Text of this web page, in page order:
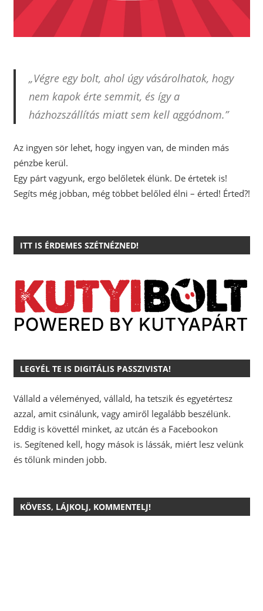
„Végre egy bolt, ahol úgy vásárolhatok, hogy
nem kapok érte semmit, és így a
házhozszállítás miatt sem kell aggódnom.”
Az ingyen sör lehet, hogy ingyen van, de minden más
pénzbe kerül.
Egy párt vagyunk, ergo belőletek élünk. De értetek is!
Segíts még jobban, még többet belőled élni – érted! Érted?!
ITT IS ÉRDEMES SZÉTNÉZNED!
LEGYÉL TE IS DIGITÁLIS PASSZIVISTA!
Vállald a véleményed, vállald, ha tetszik és egyetértesz
azzal, amit csinálunk, vagy amiről legalább beszélünk.
Eddig is követtél minket, az utcán és a Facebookon
is. Segítened kell, hogy mások is lássák, miért lesz velünk
és tőlünk minden jobb.
KÖVESS, LÁJKOLJ, KOMMENTELJ!